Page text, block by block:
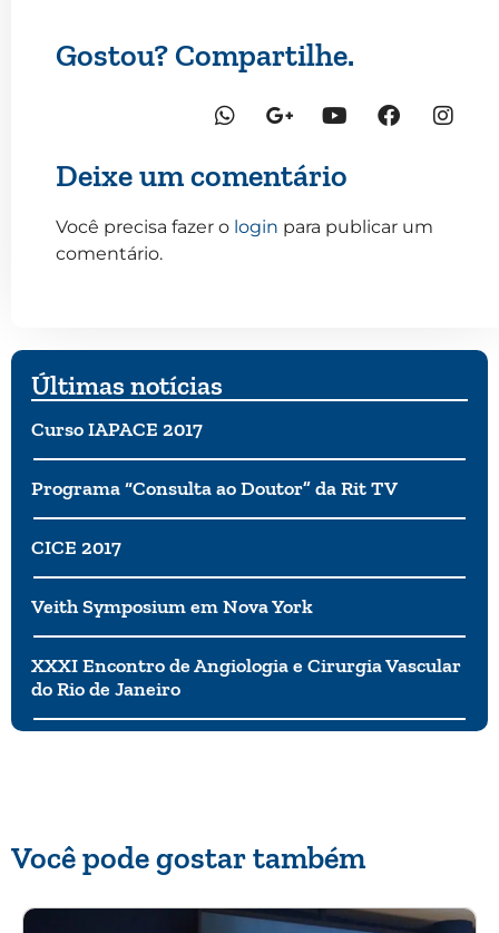
Gostou? Compartilhe.
Deixe um comentário
Você precisa fazer o login para publicar um
comentário.
Últimas notícias
Curso IAPACE 2017
Programa “Consulta ao Doutor” da Rit TV
CICE 2017
Veith Symposium em Nova York
XXXI Encontro de Angiologia e Cirurgia Vascular
do Rio de Janeiro
Você pode gostar também